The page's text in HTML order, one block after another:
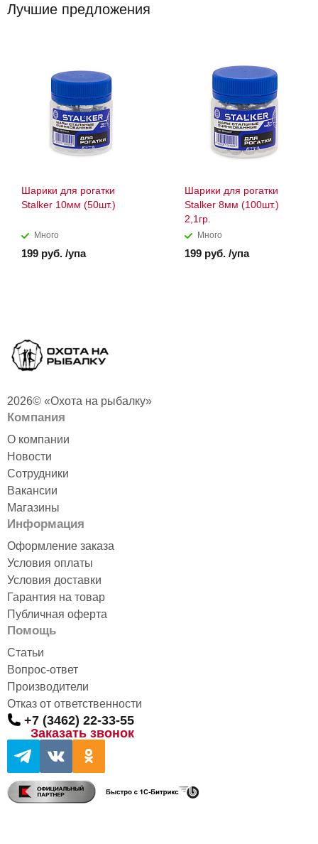
Лучшие предложения
Шарики для рогатки
Stalker 10мм (50шт.)
Много
199 руб. /упа
Шарики для рогатки
Stalker 8мм (100шт.)
2,1гр.
Много
199 руб. /упа
2026© «Охота на рыбалку»
Компания
О компании
Новости
Сотрудники
Вакансии
Магазины
Информация
Оформление заказа
Условия оплаты
Условия доставки
Гарантия на товар
Публичная оферта
Помощь
Статьи
Вопрос-ответ
Производители
Отказ от ответственности
+7 (3462) 22-33-55
Заказать звонок